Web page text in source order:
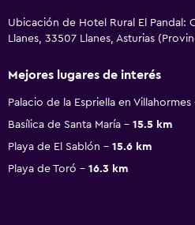
Ubicación de Hotel Rural El Pandal:
Llanes, 33507 Llanes, Asturias
Mejores lugares de interés
Palacio de la Espriella en Villahormes
Basílica de Santa María
15.5 km
Playa de El Sablón
15.6 km
Playa de Toró
16.3 km